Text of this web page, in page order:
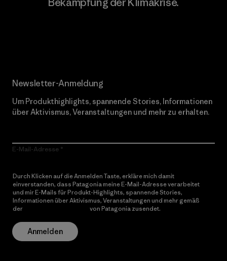
Newsletter-Anmeldung
Um Produkthighlights, spannende Stories, Informationen
über Aktivismus, Veranstaltungen und mehr zu erhalten.
E-Mail-Adresse
Durch Klicken auf die Anmelden Taste, erkläre mich damit
einverstanden, dass Patagonia meine E-Mail-Adresse verarbeitet
und mir E-Mails für Produkt-Highlights, spannende Stories,
Informationen über Aktivismus, Veranstaltungen und mehr gemäß
der
von Patagonia zusendet.
Anmelden